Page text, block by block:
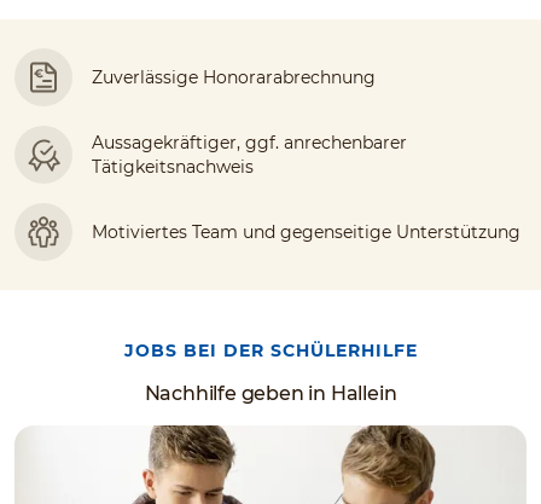
Zuverlässige Honorarabrechnung
Aussagekräftiger, ggf. anrechenbarer
Tätigkeitsnachweis
Motiviertes Team und gegenseitige Unterstützung
JOBS BEI DER SCHÜLERHILFE
Nachhilfe geben in Hallein